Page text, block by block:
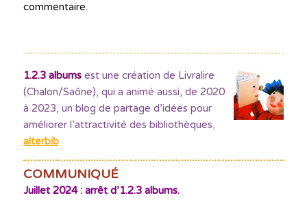
commentaire.
1.2.3 albumsest une création de Livralire
(Chalon/Saône), qui a animé aussi, de 2020
à 2023, un blog de partage d’idées pour
améliorer l’attractivité des bibliothèques,
alterbib
COMMUNIQUÉ
Juillet 2024 : arrêt d’1.2.3 albums.